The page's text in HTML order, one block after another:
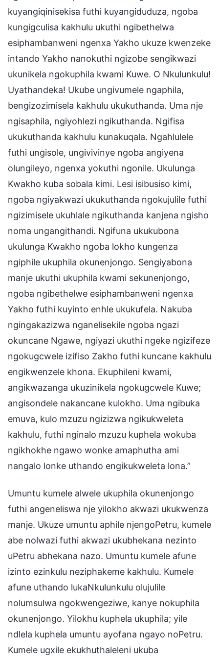
kuyangiqinisekisa futhi kuyangiduduza, ngoba
kungigculisa kakhulu ukuthi ngibethelwa
esiphambanweni ngenxa Yakho ukuze kwenzeke
intando Yakho nanokuthi ngizobe sengikwazi
ukunikela ngokuphila kwami Kuwe. O Nkulunkulu!
Uyathandeka! Ukube ungivumele ngaphila,
bengizozimisela kakhulu ukukuthanda. Uma nje
ngisaphila, ngiyohlezi ngikuthanda. Ngifisa
ukukuthanda kakhulu kunakuqala. Ngahlulele
futhi ungisole, ungivivinye ngoba angiyena
olungileyo, ngenxa yokuthi ngonile. Ukulunga
Kwakho kuba sobala kimi. Lesi isibusiso kimi,
ngoba ngiyakwazi ukukuthanda ngokujulile futhi
ngizimisele ukuhlale ngikuthanda kanjena ngisho
noma ungangithandi. Ngifuna ukukubona
ukulunga Kwakho ngoba lokho kungenza
ngiphile ukuphila okunenjongo. Sengiyabona
manje ukuthi ukuphila kwami sekunenjongo,
ngoba ngibethelwe esiphambanweni ngenxa
Yakho futhi kuyinto enhle ukukufela. Nakuba
ngingakazizwa nganelisekile ngoba ngazi
okuncane Ngawe, ngiyazi ukuthi ngeke ngizifeze
ngokugcwele izifiso Zakho futhi kuncane kakhulu
engikwenzele khona. Ekuphileni kwami,
angikwazanga ukuzinikela ngokugcwele Kuwe;
angisondele nakancane kulokho. Uma ngibuka
emuva, kulo mzuzu ngizizwa ngikukweleta
kakhulu, futhi nginalo mzuzu kuphela wokuba
ngikhokhe ngawo wonke amaphutha ami
nangalo lonke uthando engikukweleta lona.”
Umuntu kumele alwele ukuphila okunenjongo
futhi angeneliswa nje yilokho akwazi ukukwenza
manje. Ukuze umuntu aphile njengoPetru, kumele
abe nolwazi futhi akwazi ukubhekana nezinto
uPetru abhekana nazo. Umuntu kumele afune
izinto ezinkulu neziphakeme kakhulu. Kumele
afune uthando lukaNkulunkulu olujulile
nolumsulwa ngokwengeziwe, kanye nokuphila
okunenjongo. Yilokhu kuphela ukuphila; yile
ndlela kuphela umuntu ayofana ngayo noPetru.
Kumele ugxile ekukhuthaleleni ukuba